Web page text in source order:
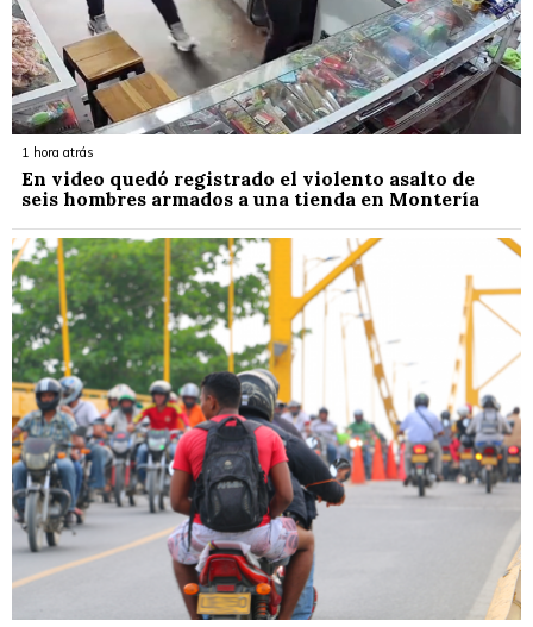
1 hora atrás
En video quedó registrado el violento asalto de
seis hombres armados a una tienda en Montería